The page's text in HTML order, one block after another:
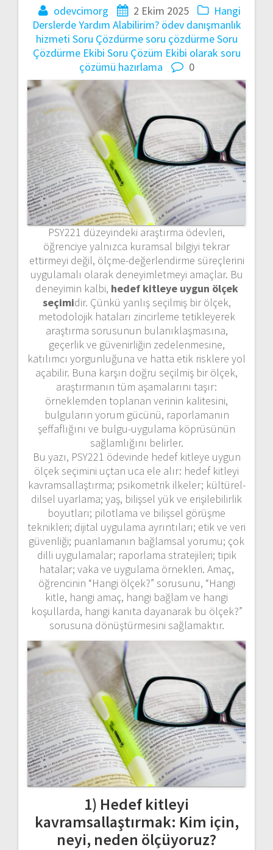
odevcimorg 2 Ekim 2025
Hangi
Derslerde Yardım Alabilirim? ödev danışmanlık
hizmeti Soru Çözdürmesoru çözdürmeSoru
Çözdürme Ekibi Soru Çözüm Ekibi olaraksoru
çözümü hazırlama
0
PSY221 düzeyindeki araştırma ödevleri,
öğrenciye yalnızca kuramsal bilgiyi tekrar
ettirmeyi değil, ölçme-değerlendirme süreçlerini
uygulamalı olarak deneyimletmeyi amaçlar. Bu
deneyimin kalbi, hedef kitleye uygun ölçek
seçimidir. Çünkü yanlış seçilmiş bir ölçek,
metodolojik hataları zincirleme tetikleyerek
araştırma sorusunun bulanıklaşmasına,
geçerlik ve güvenirliğin zedelenmesine,
katılımcı yorgunluğuna ve hatta etik risklere yol
açabilir. Buna karşın doğru seçilmiş bir ölçek,
araştırmanın tüm aşamalarını taşır:
örneklemden toplanan verinin kalitesini,
bulguların yorum gücünü, raporlamanın
şeffaflığını ve bulgu-uygulama köprüsünün
sağlamlığını belirler.
Bu yazı, PSY221 ödevinde hedef kitleye uygun
ölçek seçimini uçtan uca ele alır: hedef kitleyi
kavramsallaştırma; psikometrik ilkeler; kültürel-
dilsel uyarlama; yaş, bilişsel yük ve erişilebilirlik
boyutları; pilotlama ve bilişsel görüşme
teknikleri; dijital uygulama ayrıntıları; etik ve veri
güvenliği; puanlamanın bağlamsal yorumu; çok
dilli uygulamalar; raporlama stratejileri; tipik
hatalar; vaka ve uygulama örnekleri. Amaç,
öğrencinin “Hangi ölçek?” sorusunu, “Hangi
kitle, hangi amaç, hangi bağlam ve hangi
koşullarda, hangi kanıta dayanarak bu ölçek?”
sorusuna dönüştürmesini sağlamaktır.
1) Hedef kitleyi
kavramsallaştırmak: Kim için,
neyi, neden ölçüyoruz?